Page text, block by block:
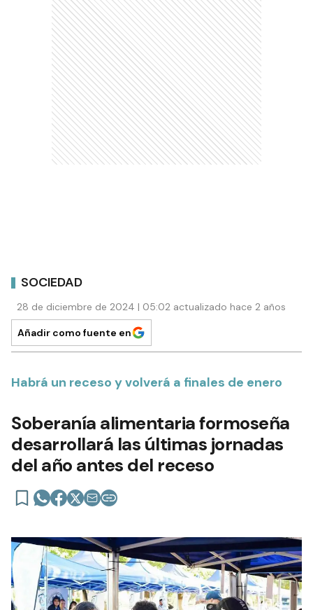
SOCIEDAD
28 de diciembre de 2024 | 05:02 actualizado hace 2 años
Añadir como fuente en
Habrá un receso y volverá a finales de enero
Soberanía alimentaria formoseña
desarrollará las últimas jornadas
del año antes del receso